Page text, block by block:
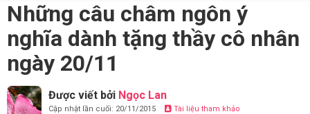
Những câu châm ngôn ý
nghĩa dành tặng thầy cô nhân
ngày 20/11
Được viết bởi Ngọc Lan
Cập nhật lần cuối: 20/11/2015 Tài liệu tham khảo